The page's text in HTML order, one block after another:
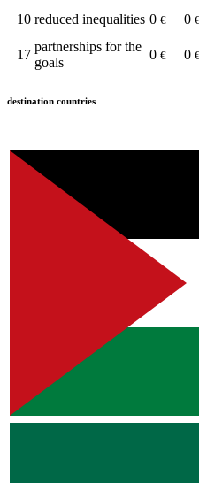
10 reduced inequalities 0 € 0
17
partnerships for the
goals
0 € 0
destination countries